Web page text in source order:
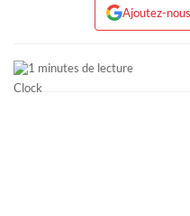
Ajoutez-
1 minutes de lecture